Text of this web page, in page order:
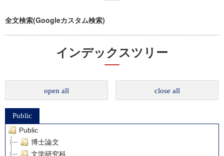
全文検索(Googleカスタム検索)
インデックスツリー
open all close all
Public
Public
博士論文
文学研究科